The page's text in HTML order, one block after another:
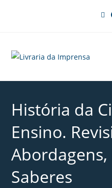
História da
Ensino.
Saberes